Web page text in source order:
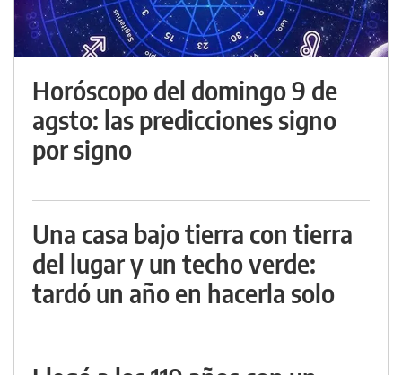
Horóscopo del domingo 9 de
agsto: las predicciones signo
por signo
Una casa bajo tierra con tierra
del lugar y un techo verde:
tardó un año en hacerla solo